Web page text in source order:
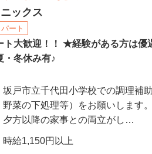
の調理補助
ックス
パート
・冬休み有♪
坂戸市立千代田小学校での調理補
夕方以降の家事との両立がし…